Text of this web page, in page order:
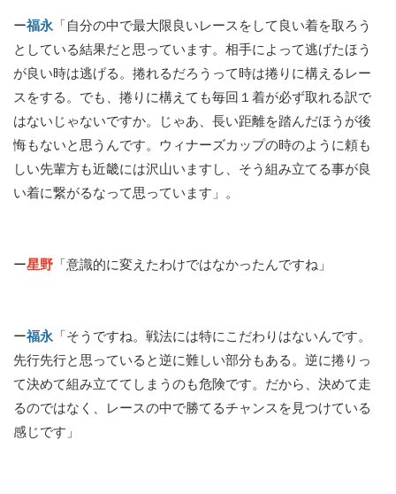
ー福永 「自分の中で最大限良いレースをして良い着を取ろう
としている結果だと思っています。相手によって逃げたほう
が良い時は逃げる。捲れるだろうって時は捲りに構えるレー
スをする。でも、捲りに構えても毎回１着が必ず取れる訳で
はないじゃないですか。じゃあ、長い距離を踏んだほうが後
悔もないと思うんです。ウィナーズカップの時のように頼も
しい先輩方も近畿には沢山いますし、そう組み立てる事が良
い着に繋がるなって思っています」。
ー星野 「意識的に変えたわけではなかったんですね」
ー福永 「そうですね。戦法には特にこだわりはないんです。
先行先行と思っていると逆に難しい部分もある。逆に捲りっ
て決めて組み立ててしまうのも危険です。だから、決めて走
るのではなく、レースの中で勝てるチャンスを見つけている
感じです」